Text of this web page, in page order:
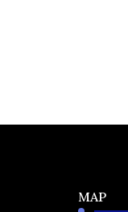
MAP